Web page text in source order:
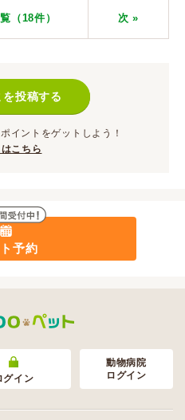
（18件） 次 »
を投稿する
ポイント をゲットしよう！
こちら
予約
グイン
動物病院
ログイン